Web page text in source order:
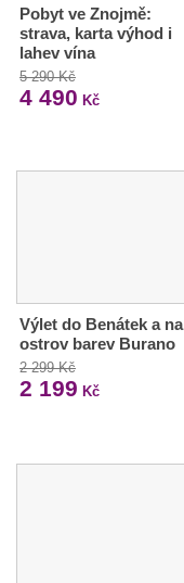
Pobyt ve Znojmě:
strava, karta výhod i
lahev vína
5 290 Kč
4 490 Kč
Výlet do Benátek a na
ostrov barev Burano
2 299 Kč
2 199 Kč